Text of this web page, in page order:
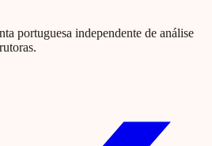
portuguesa independente de análise